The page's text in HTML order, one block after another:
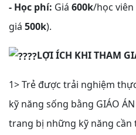
- Học phí: Giá 600k/học
giá 500k).
LỢI ÍCH KHI THAM
1> Trẻ được trải nghiệm
kỹ năng sống bằng GIÁO
trang bị những kỹ năng